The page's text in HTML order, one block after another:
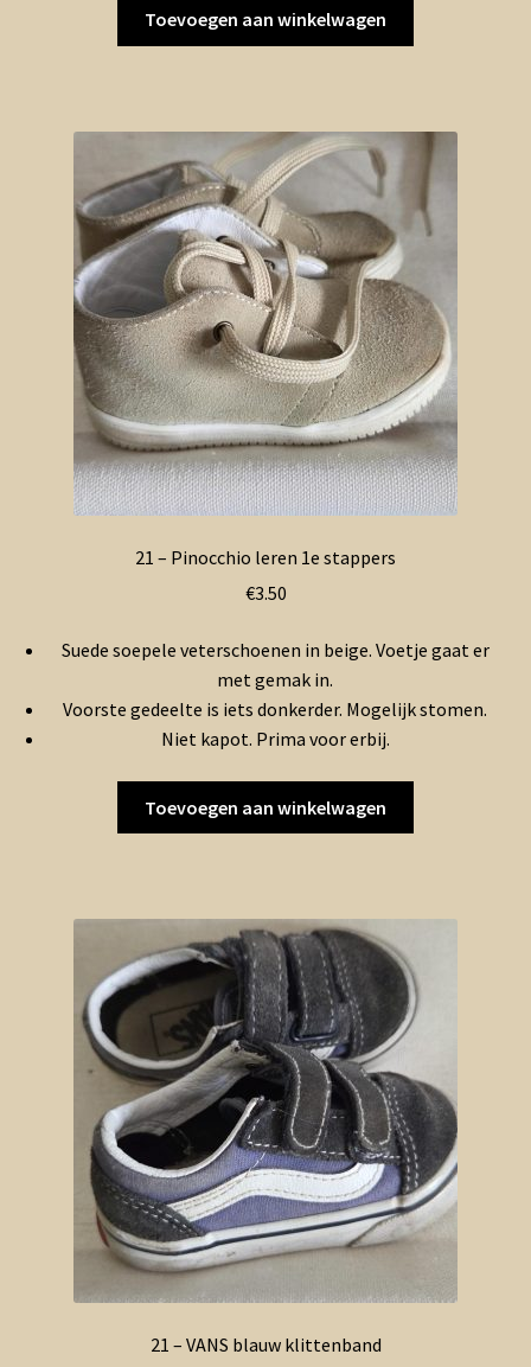
Toevoegen aan winkelwagen
21 – Pinocchio leren 1e stappers
€3.50
Suede soepele veterschoenen in beige. Voetje gaat er
met gemak in.
Voorste gedeelte is iets donkerder. Mogelijk stomen.
Niet kapot. Prima voor erbij.
Toevoegen aan winkelwagen
21 – VANS blauw klittenband